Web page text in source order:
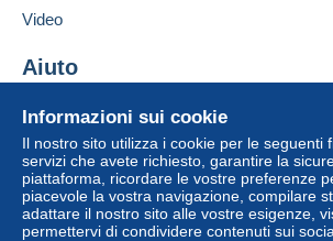
dell'acquirente.
clausole relative al pagamento, queste
considerarsi nulle e non dovute. Le
pagamento del sito Delcampe, definite
Gli acquisti devono essere pagati
dal ricevimento della richiesta di
venditore.
Informazioni sui cookie
Il nostro sito utilizza i cookie per le seguenti
servizi che avete richiesto, garantire la
piattaforma, ricordare le vostre preferenze
piacevole la vostra navigazione, compilare
adattare il nostro sito alle vostre esigenze,
permettervi di condividere contenuti sui
Video
Aiuto
Acquistare su Delcampe
Vendere su Delcampe
Un sito sicuro